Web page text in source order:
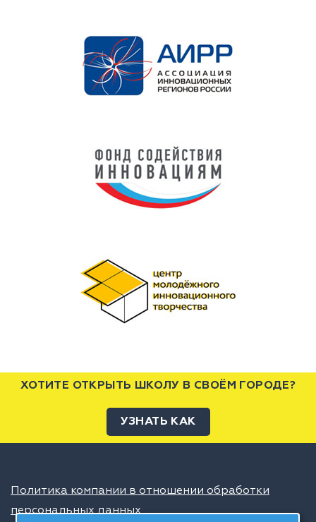
ХОТИТЕ ОТКРЫТЬ ШКОЛУ В СВОЁМ ГОРОДЕ?
УЗНАТЬ КАК
Политика компании в отношении обработки
персональных данных